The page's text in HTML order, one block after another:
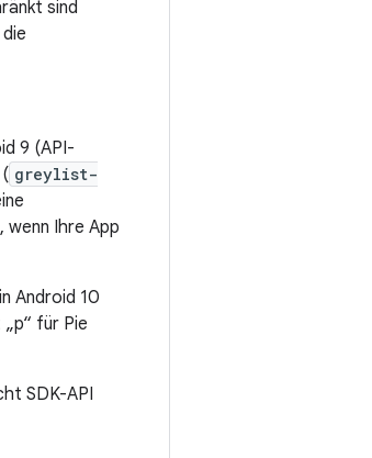
sind
9 (API-
( greylist-
wenn Ihre App
Android 10
für Pie
SDK-API